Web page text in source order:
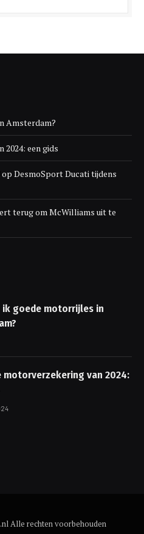
Amsterdam?
een gids
DesmoSport Ducati tijdens
terug om McWilliams uit te
ik goede motorrijles in
motorverzekering van 2024:
Alle rechten voorbehouden